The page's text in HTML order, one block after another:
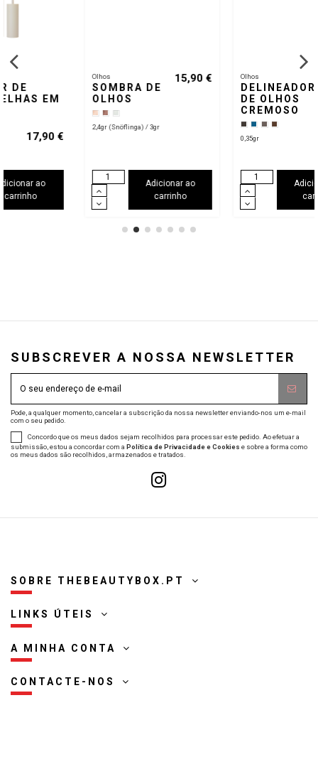
SOMBRA DE
OLHOS
2,4gr (Snöflinga) / 3gr
Adicionar ao
carrinho
Olhos
DELINEADOR
Adicionar ao
carrinho
SUBSCREVER A NOSSA NEWSLETTER
Pode, a qualquer momento, cancelar a subscrição da nossa newsletter enviando-nos um e-mail
com o seu pedido.
Concordo que os meus dados sejam recolhidos para processar este pedido. Ao efetuar a
submissão, estou a concordar com a Política de Privacidade e Cookies e sobre a forma como
os meus dados são recolhidos, armazenados e tratados.
SOBRE THEBEAUTYBOX.PT
LINKS ÚTEIS
A MINHA CONTA
CONTACTE-NOS